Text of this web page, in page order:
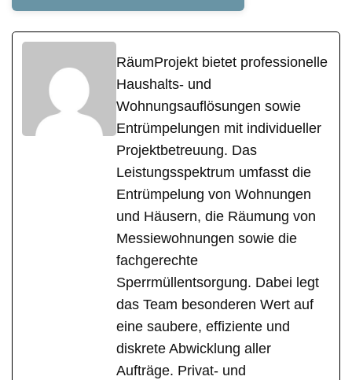
RäumProjekt bietet professionelle
Haushalts- und
Wohnungsauflösungen sowie
Entrümpelungen mit individueller
Projektbetreuung. Das
Leistungsspektrum umfasst die
Entrümpelung von Wohnungen
und Häusern, die Räumung von
Messiewohnungen sowie die
fachgerechte
Sperrmüllentsorgung. Dabei legt
das Team besonderen Wert auf
eine saubere, effiziente und
diskrete Abwicklung aller
Aufträge. Privat- und